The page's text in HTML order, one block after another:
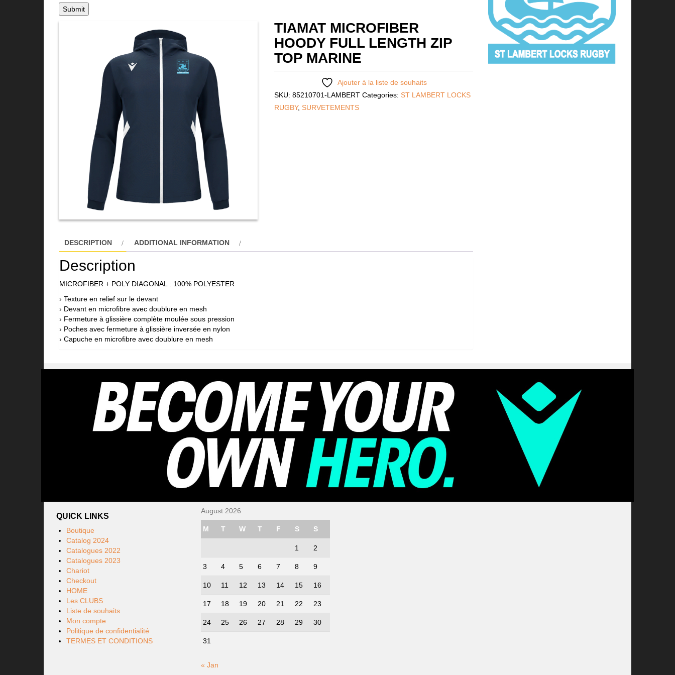
TIAMAT MICROFIBER
HOODY FULL LENGTH ZIP
TOP MARINE
Ajouter à la liste de souhaits
SKU: 85210701-LAMBERT Categories: ST LAMBERT LOCKS
RUGBY, SURVETEMENTS
DESCRIPTION ADDITIONAL INFORMATION
Description
MICROFIBER + POLY DIAGONAL : 100% POLYESTER
› Texture en relief sur le devant
› Devant en microfibre avec doublure en mesh
› Fermeture à glissière complète moulée sous pression
› Poches avec fermeture à glissière inversée en nylon
› Capuche en microfibre avec doublure en mesh
QUICK LINKS
Boutique
Catalog 2024
Catalogues 2022
Catalogues 2023
Chariot
Checkout
HOME
Les CLUBS
Liste de souhaits
Mon compte
Politique de confidentialité
TERMES ET CONDITIONS
August 2026
M T W T F S S
1 2
3 4 5 6 7 8 9
10 11 12 13 14 15 16
17 18 19 20 21 22 23
24 25 26 27 28 29 30
31
« Jan